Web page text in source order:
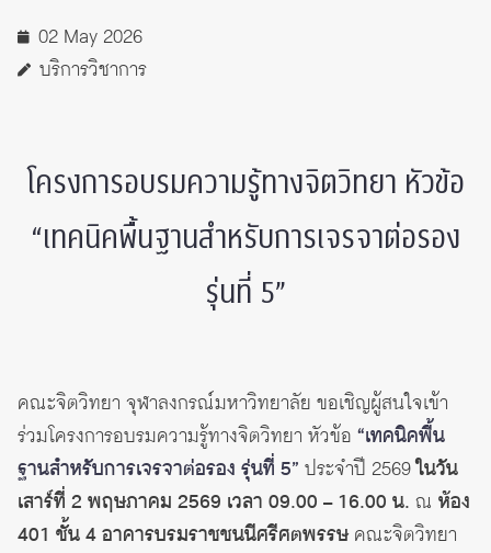
02 May 2026
บริการวิชาการ
โครงการอบรมความรู้ทางจิตวิทยา หัวข้อ
“เทคนิคพื้นฐานสำหรับการเจรจาต่อรอง
รุ่นที่ 5”
คณะจิตวิทยา จุฬาลงกรณ์มหาวิทยาลัย ขอเชิญผู้สนใจเข้า
ร่วมโครงการอบรมความรู้ทางจิตวิทยา หัวข้อ “เทคนิคพื้น
ฐานสำหรับการเจรจาต่อรอง รุ่นที่ 5” ประจำปี 2569ในวัน
เสาร์ที่ 2 พฤษภาคม 2569 เวลา 09.00 – 16.00 น. ณ ห้อง
401 ชั้น 4 อาคารบรมราชชนนีศรีศตพรรษคณะจิตวิทยา